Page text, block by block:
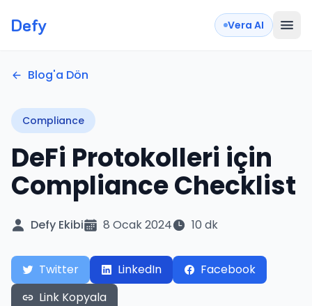
Defy Vera AI
Blog'a Dön
Compliance
DeFi Protokolleri için
Compliance Checklist
Defy Ekibi 8 Ocak 2024 10 dk
Twitter LinkedIn
Facebook
Link Kopyala